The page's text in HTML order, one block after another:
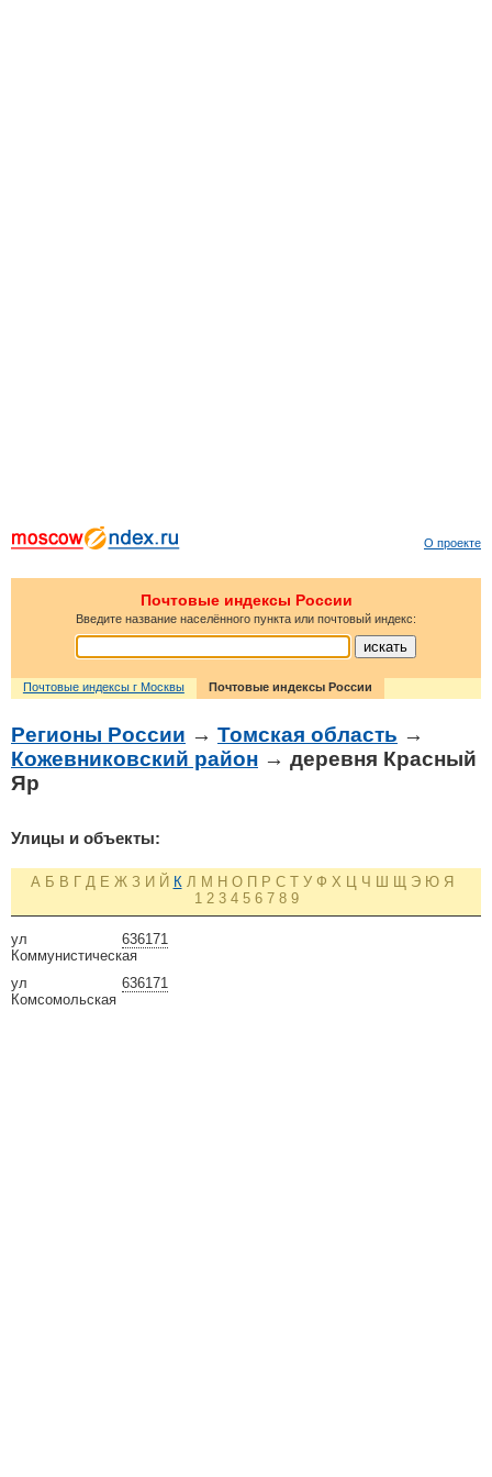
О проекте
Почтовые индексы России
Введите название населённого пункта или почтовый индекс:
Почтовые индексы г Москвы Почтовые индексы России
Регионы России → Томская область →
Кожевниковский район → деревня Красный
Яр
Улицы и объекты:
А Б В Г Д Е Ж З И Й К Л М Н О П Р С Т У Ф Х Ц Ч Ш Щ Э Ю Я
1 2 3 4 5 6 7 8 9
636171
ул
Коммунистическая
636171
ул
Комсомольская